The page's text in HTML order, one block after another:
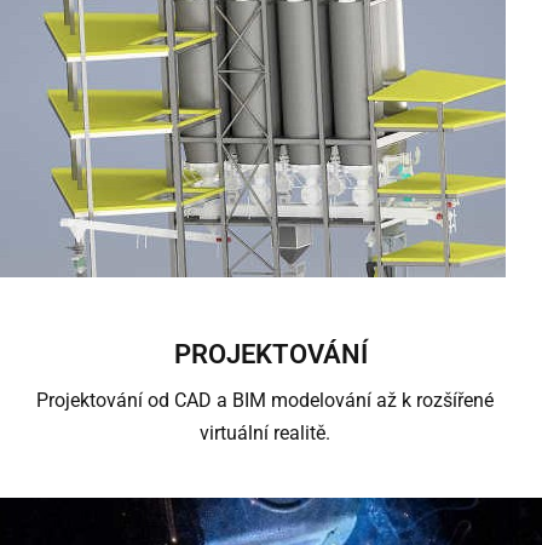
PROJEKTOVÁNÍ
Projektování od CAD a BIM modelování až k rozšířené
virtuální realitě.